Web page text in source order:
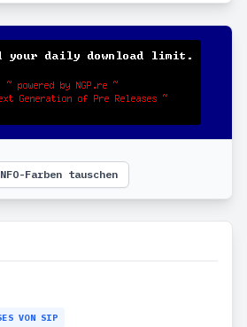
NFO-Farben tauschen
VON SIP